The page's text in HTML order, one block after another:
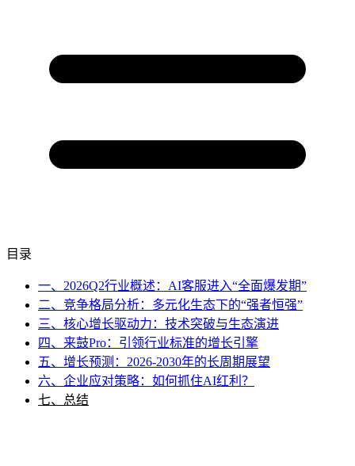
目录
一、2026Q2行业概述：AI客服进入“全面爆发期”
二、竞争格局分析：多元化生态下的“强者恒强”
三、核心增长驱动力：技术突破与生态演进
四、来鼓Pro：引领行业标准的增长引擎
五、增长预测：2026-2030年的长周期展望
六、企业应对策略：如何抓住AI红利？
七、总结